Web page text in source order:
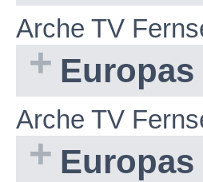
Arche TV
Arche TV